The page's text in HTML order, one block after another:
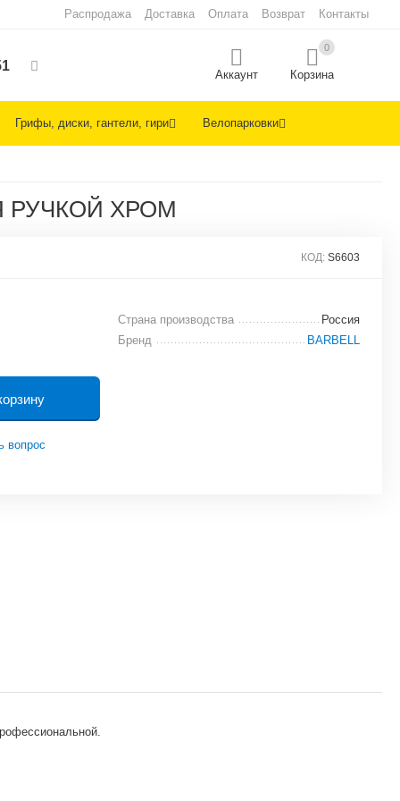
Распродажа Доставка Оплата Возврат Контакты
Аккаунт
0
Корзина
Грифы, диски, гантели, гири Велопарковки
РУЧКОЙ ХРОМ
КОД: S6603
вопрос
Страна производства
Россия
Бренд
BARBELL